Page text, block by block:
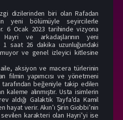
dizilerinden biri olan Rafadan
yeni bölümüyle seyircilerle
6 Ocak 2023 tarihinde vizyona
ve arkadaşlarının yeni
1 saat 26 dakika uzunluğundaki
ve genel izleyici kitlesine
aksiyon ve macera türlerinin
filmin yapımcısı ve yönetmeni
tarafından beğeniyle takip edilen
kaleme alınmıştır. Usta isimlerin
aldığı Galaktik Tayfa’da Kamil
verir. Akın’ı Şirin Giobbi’nin
karakteri olan Hayri’yi ise